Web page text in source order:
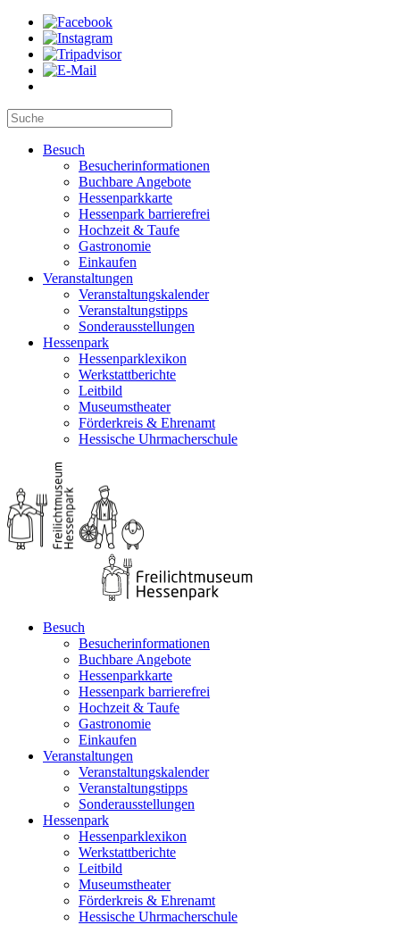
Besuch
Besucherinformationen
Buchbare Angebote
Hessenparkkarte
Hessenpark barrierefrei
Hochzeit & Taufe
Gastronomie
Einkaufen
Veranstaltungen
Veranstaltungskalender
Veranstaltungstipps
Sonderausstellungen
Hessenpark
Hessenparklexikon
Werkstattberichte
Leitbild
Museumstheater
Förderkreis & Ehrenamt
Hessische Uhrmacherschule
Besuch
Besucherinformationen
Buchbare Angebote
Hessenparkkarte
Hessenpark barrierefrei
Hochzeit & Taufe
Gastronomie
Einkaufen
Veranstaltungen
Veranstaltungskalender
Veranstaltungstipps
Sonderausstellungen
Hessenpark
Hessenparklexikon
Werkstattberichte
Leitbild
Museumstheater
Förderkreis & Ehrenamt
Hessische Uhrmacherschule